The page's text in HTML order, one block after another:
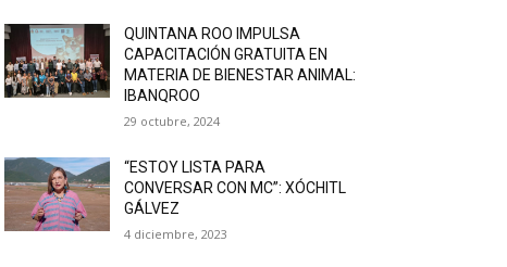
QUINTANA ROO IMPULSA
CAPACITACIÓN GRATUITA EN
MATERIA DE BIENESTAR ANIMAL:
IBANQROO
29 octubre, 2024
“ESTOY LISTA PARA
CONVERSAR CON MC”: XÓCHITL
GÁLVEZ
4 diciembre, 2023